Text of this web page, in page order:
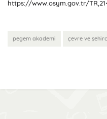
pegem akademi çevre ve